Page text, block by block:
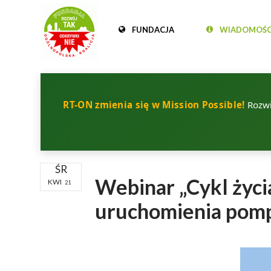
FUNDACJA
RT-ON zmienia się w Mission Possible!
ŚR
KWI 21
Webinar „Cykl
uruchomienia